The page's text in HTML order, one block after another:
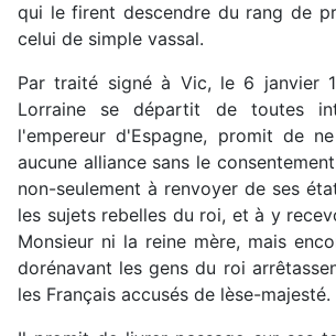
qui le firent descendre du rang de
celui de simple vassal.
Par traité signé à Vic, le 6 janvier
Lorraine se départit de toutes
l'empereur d'Espagne, promit de
aucune alliance sans le
non-seulement à renvoyer de ses
les sujets rebelles du roi, et à y
Monsieur ni la reine mère, mais
dorénavant les gens du roi
les Français accusés de lèse-majesté.